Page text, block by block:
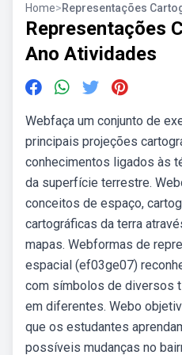
Home>Representações
Representações
Ano Atividades
Webfaça um conjunto de
principais projeções
conhecimentos ligados às
da superfície terrestre.
conceitos de espaço,
cartográficas da terra
mapas. Webformas de
espacial (ef03ge07)
com símbolos de diversos
em diferentes. Webo
que os estudantes
possíveis mudanças no